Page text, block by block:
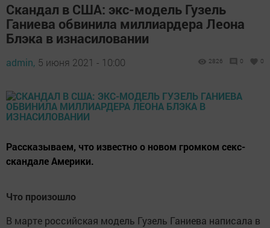
Скандал в США: экс-модель Гузель
Ганиева обвинила миллиардера Леона
Блэка в изнасиловании
admin, 5 июня 2021 - 10:00 2826 0 0
Рассказываем, что известно о новом громком секс-
скандале Америки.
Что произошло
В марте российская модель Гузель Ганиева написала в